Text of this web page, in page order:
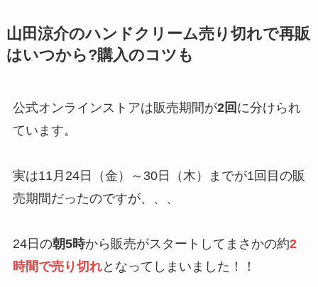
山田涼介のハンドクリーム売り切れで再販
はいつから?購入のコツも
公式オンラインストアは販売期間が2回 に分けられ
ています。
実は11月24日（金）～30日（木）までが1回目の販
売期間だったのですが、、、
24日の朝5時から販売がスタートしてまさかの約2
時間で売り切れとなってしまいました！！